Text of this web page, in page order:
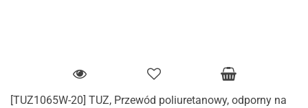
[TUZ1065W-20] TUZ, Przewód poliuretanowy, odporny na